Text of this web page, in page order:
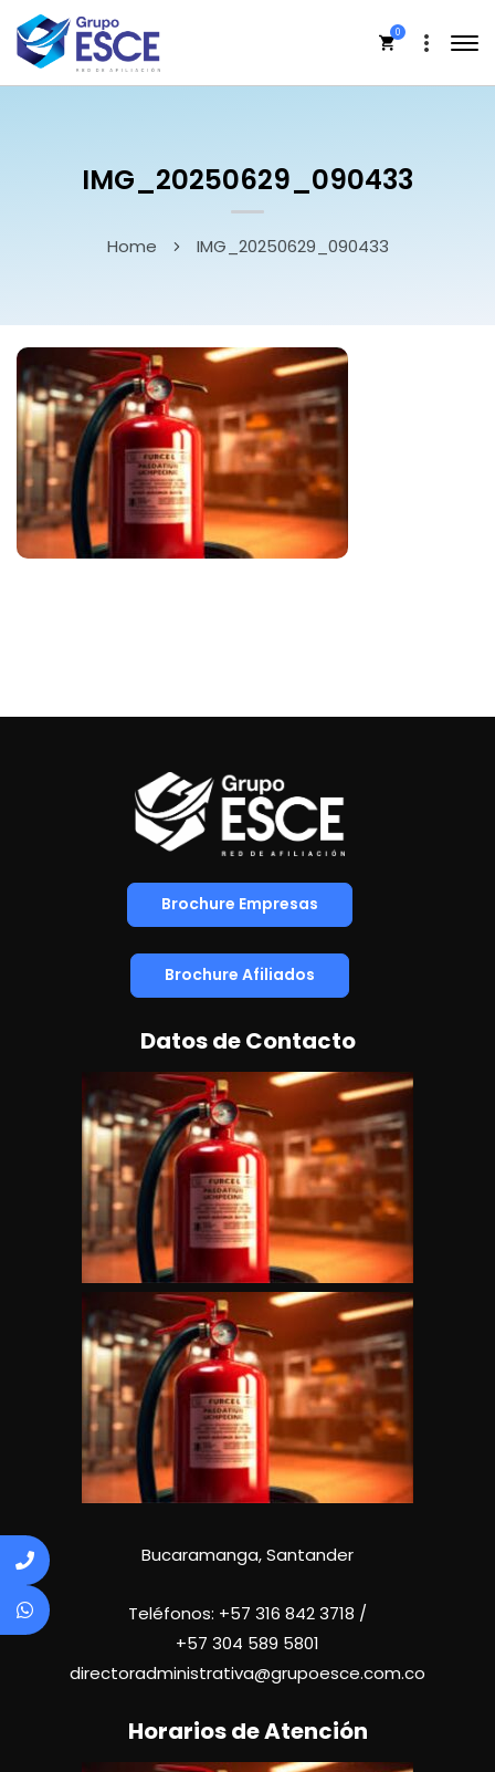
0
IMG_20250629_090433
Home IMG_20250629_090433
Brochure Empresas
Brochure Afiliados
Datos de Contacto
Bucaramanga, Santander
Teléfonos: +57 316 842 3718 /
+57 304 589 5801
directoradministrativa@grupoesce.com.co
Horarios de Atención